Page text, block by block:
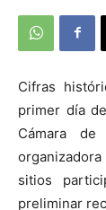
Cifras
primer día
Cámara de
sitios
preliminar